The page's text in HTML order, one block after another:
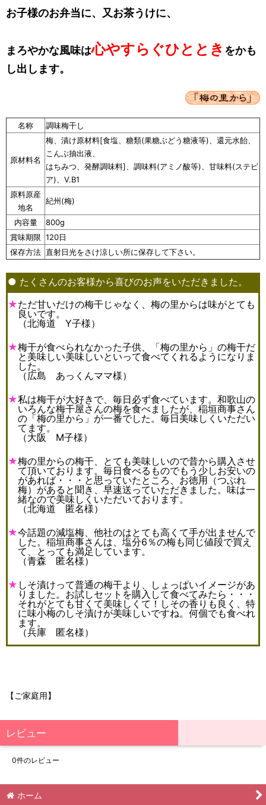
お子様のお弁当に、又お茶うけに、
まろやかな風味は心やすらぐひととき をかも
し出します。
名称 調味梅干し
原材料名
梅、漬け原材料[食塩、糖類(果糖ぶどう糖液等)、還元水飴、
こんぶ抽出液、
はちみつ、発酵調味料]、調味料(アミノ酸等)、甘味料(ステビ
ア)、V.B1
原料原産
地名
紀州(梅)
内容量
800g
賞味期限 120日
保存方法 直射日光をさけ涼しい所に保存して下さい。
● たくさんのお客様から喜びのお声をいただきました。
★ただ甘いだけの梅干じゃなく、梅の里からは味がとても
良いです。
（北海道 Y子様）
★梅干が食べられなかった子供、「梅の里から」の梅干だ
と美味しい美味しいといって食べてくれるようになりま
した。
（広島 あっくんママ様）
★私は梅干が大好きで、毎日必ず食べています。和歌山の
いろんな梅干屋さんの梅を食べましたが、稲垣商事さん
の「梅の里から」が一番でした。毎日美味しくいただい
てます。
（大阪 M子様）
★梅の里からの梅干、とても美味しいので昔から購入させ
て頂いております。毎日食べるものでもう少しお安いの
があれば・・・と思っていたところ、お徳用（つぶれ
梅）があると聞き、早速送っていただきました。味は一
緒なので美味しくいただいております。
（北海道 匿名様）
★今話題の減塩梅、他社のはとても高くて手が出ませんで
した。稲垣商事さんは、塩分6％の梅も同じ値段で買え
て、とっても満足しています。
（青森 匿名様）
★ しそ漬けって普通の梅干より、しょっぱいイメージがあ
りました。お試しセットを購入して食べてみたら・・・
それがとても甘くて美味しくて！しその香りも良く、特
に味小梅のしそ漬けが美味しいですね。何個でも食べれ
ます。
（兵庫 匿名様）
【ご家庭用】
レビュー
0件のレビュー
ホーム